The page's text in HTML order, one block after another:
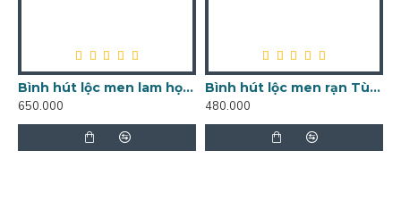
Bình hút lộc men lam họa tiết cá chép sen phú quý Tài Lộc BL17
650.000
Bình hút lộc men rạn Tùng chùa BL31
480.000